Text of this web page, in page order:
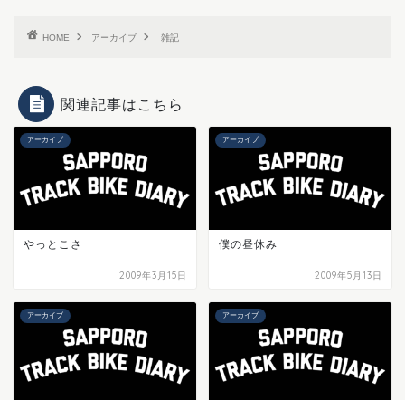
HOME アーカイブ 雑記
関連記事はこちら
アーカイブ
やっとこさ
2009年3月15日
アーカイブ
僕の昼休み
2009年5月13日
アーカイブ アーカイブ